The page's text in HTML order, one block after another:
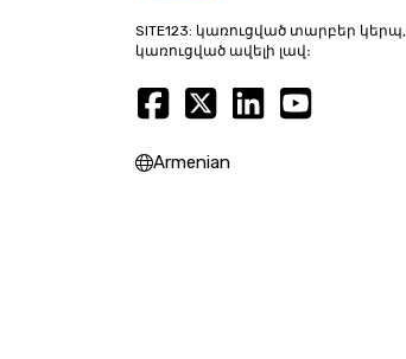
SITE123: կառուցված տարբեր կերպ,
կառուցված ավելի լավ։
Armenian